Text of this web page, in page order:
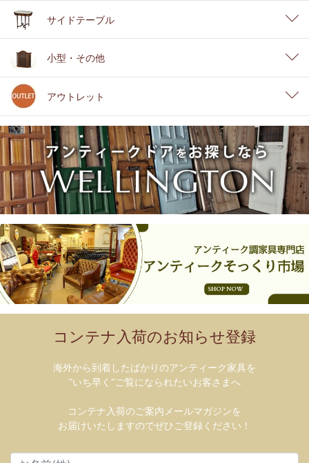
サイドテーブル
小型・その他
アウトレット
コンテナ入荷のお知らせ登録
海外から到着したばかりのアンティーク家具を
”いち早く”ご覧になられたいお客さまへ
コンテナ入荷のご案内メールマガジンを
お届けいたしますのでぜひご登録ください！